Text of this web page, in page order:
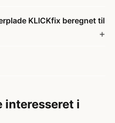
KLICKfix beregnet til
interesseret i